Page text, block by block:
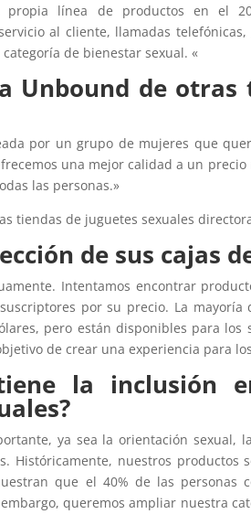
propia línea de productos en el
al cliente, llamadas
de bienestar sexual. «
Unbound de
por un grupo de mujeres que
una mejor calidad a un
las personas.»
de sus cajas
Intentamos encontrar
por su precio. La
pero están disponibles para los
de crear una experiencia para
la inclusión
ya sea la orientación sexual,
Históricamente, nuestros productos
que el 40% de las personas
queremos ampliar nuestra